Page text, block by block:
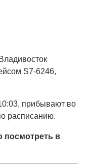
S7-6246,
прибывают во
расписанию.
посмотреть в